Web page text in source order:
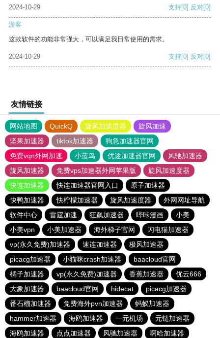
2024-10-29
支持[0] 反对[0]
游客
这款软件的功能非常强大，可以满足我日常使用的需求。
2024-10-29 支持[0] 反对[0]
友情链接
网站地图 QuickQ 旋风加速度器
旋风加速
坚果加速器
tiktok加速器
狗急加速器官网
免费vqn外网加速
小蓝鸟 优途加速器官网
风驰加速器
旋风加速器
免费vps加速器外网苹果版
旋风加速度器
快连加速器
快连加速器官网入口
原子加速器
快鸭加速器
快柠檬加速器 旋风加速度器
外网网址导航
软件中心
雷霆加速 狂飙加速器 哔咔漫画
小美
小美vpn
小美加速器 海外梯子官网
闪电猫加速器
vp(永久免费)加速器
速连加速器
极风加速器
picacg加速器
小猫咪crash加速器
baacloud官网
橘子加速器
vp(永久免费)加速器 香蕉加速器
优云666
大象加速器
baacloud官网 hidecat
picacg加速器
番石榴加速器
免费海外pvn加速器
蚂蚁加速器
hammer加速器
海鸥加速器 一元机场
元链加速器
海鸥加速器
点点加速器 风驰加速器 啊哈加速器